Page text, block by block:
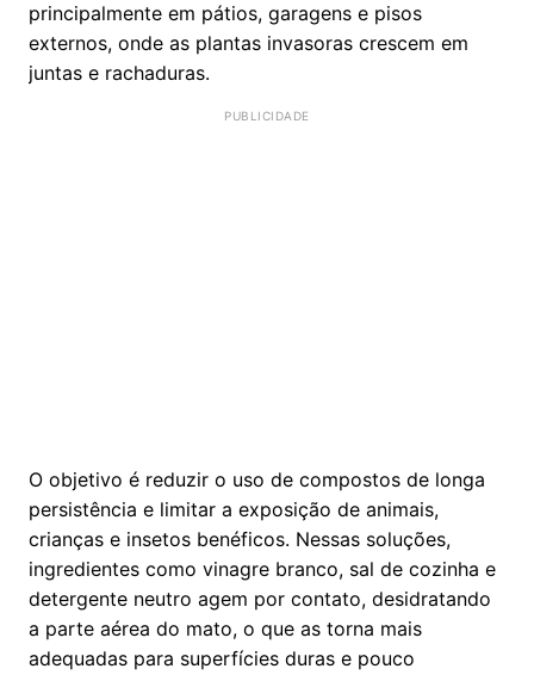
principalmente em pátios, garagens e pisos
externos, onde as plantas invasoras crescem em
juntas e rachaduras.
O objetivo é reduzir o uso de compostos de longa
persistência e limitar a exposição de animais,
crianças e insetos benéficos. Nessas soluções,
ingredientes como vinagre branco, sal de cozinha e
detergente neutro agem por contato, desidratando
a parte aérea do mato, o que as torna mais
adequadas para superfícies duras e pouco